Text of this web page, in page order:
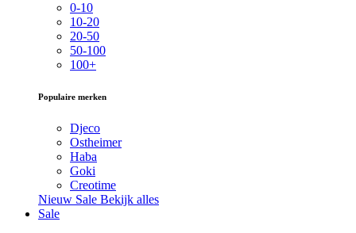
0-10
10-20
20-50
50-100
100+
Populaire merken
Djeco
Ostheimer
Haba
Goki
Creotime
Nieuw Sale Bekijk alles
Sale